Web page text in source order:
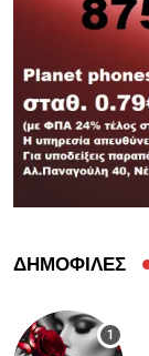
ΔΗΜΟΦΙΛΕΣ